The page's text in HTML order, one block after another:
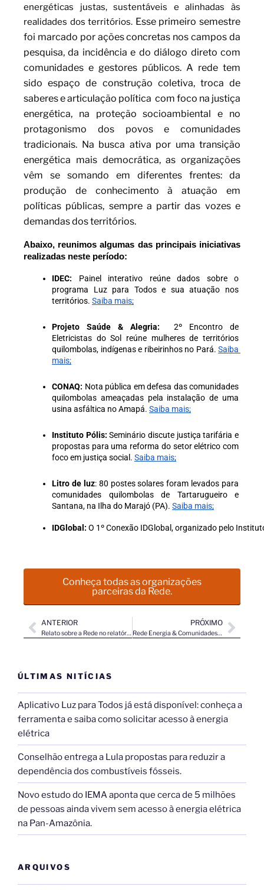
energéticas justas, sustentáveis e alinhadas às
realidades dos territórios. Esse primeiro semestre
foi marcado por ações concretas nos campos da
pesquisa, da incidência e do diálogo direto com
comunidades e gestores públicos. A rede tem
sido espaço de construção coletiva, troca de
saberes e articulação política com foco na justiça
energética, na proteção socioambiental e no
protagonismo dos povos e comunidades
tradicionais. Na busca ativa por uma transição
energética mais democrática, as organizações
vêm se somando em diferentes frentes: da
produção de conhecimento à atuação em
políticas públicas, sempre a partir das vozes e
demandas dos territórios.
Abaixo, reunimos algumas das principais iniciativas
realizadas neste período:
IDEC: Painel interativo reúne dados sobre o
programa Luz para Todos e sua atuação nos
territórios. Saiba mais;
Projeto Saúde & Alegria: 2º Encontro de
Eletricistas do Sol reúne mulheres de territórios
quilombolas, indígenas e ribeirinhos no Pará. Saiba
mais;
CONAQ: Nota pública em defesa das comunidades
quilombolas ameaçadas pela instalação de uma
usina asfáltica no Amapá. Saiba mais;
Instituto Pólis: Seminário discute justiça tarifária e
propostas para uma reforma do setor elétrico com
foco em justiça social. Saiba mais;
Litro de luz: 80 postes solares foram levados para
comunidades quilombolas de Tartarugueiro e
Santana, na Ilha do Marajó (PA). Saiba mais;
IDGlobal: O 1º Conexão IDGlobal, organizado pelo
Conheça todas as organizações
parceiras da Rede.
ANTERIOR
Relato sobre a Rede no relatório internacional “Let Communities Lead” ​
PRÓXIMO
Rede Energia & Comunidades está de cara nova!
ÚLTIMAS NITÍCIAS
Aplicativo Luz para Todos já está disponível: conheça a
ferramenta e saiba como solicitar acesso à energia
elétrica​
Conselhão entrega a Lula propostas para reduzir a
dependência dos combustíveis fósseis.​
Novo estudo do IEMA aponta que cerca de 5 milhões
de pessoas ainda vivem sem acesso à energia elétrica
na Pan-Amazônia.
ARQUIVOS